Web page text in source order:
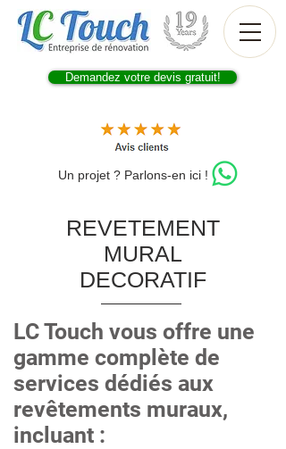
Demandez votre devis gratuit!
Un projet ? Parlons-en ici !
REVETEMENT
MURAL
DECORATIF
LC Touch vous offre une
gamme complète de
services dédiés aux
revêtements muraux,
incluant :